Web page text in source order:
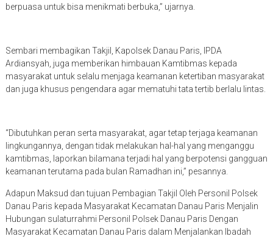
berpuasa untuk bisa menikmati berbuka,” ujarnya.
Sembari membagikan Takjil, Kapolsek Danau Paris, IPDA
Ardiansyah, juga memberikan himbauan Kamtibmas kepada
masyarakat untuk selalu menjaga keamanan ketertiban masyarakat
dan juga khusus pengendara agar mematuhi tata tertib berlalu lintas.
“Dibutuhkan peran serta masyarakat, agar tetap terjaga keamanan
lingkungannya, dengan tidak melakukan hal-hal yang menganggu
kamtibmas, laporkan bilamana terjadi hal yang berpotensi gangguan
keamanan terutama pada bulan Ramadhan ini,” pesannya.
Adapun Maksud dan tujuan Pembagian Takjil Oleh Personil Polsek
Danau Paris kepada Masyarakat Kecamatan Danau Paris Menjalin
Hubungan sulaturrahmi Personil Polsek Danau Paris Dengan
Masyarakat Kecamatan Danau Paris dalam Menjalankan Ibadah